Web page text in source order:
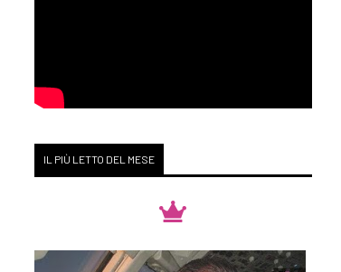
IL PIÙ LETTO DEL MESE